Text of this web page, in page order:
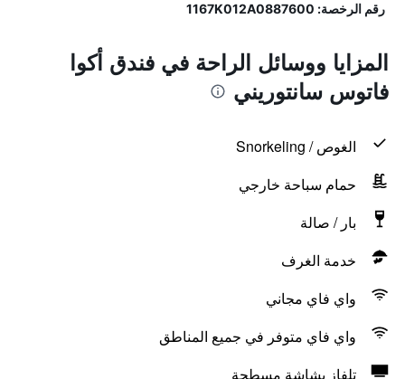
رقم الرخصة: 1167K012A0887600
المزايا ووسائل الراحة في فندق أكوا
فاتوس سانتوريني
الغوص / Snorkeling
حمام سباحة خارجي
بار / صالة
خدمة الغرف
واي فاي مجاني
واي فاي متوفر في جميع المناطق
تلفاز بشاشة مسطحة